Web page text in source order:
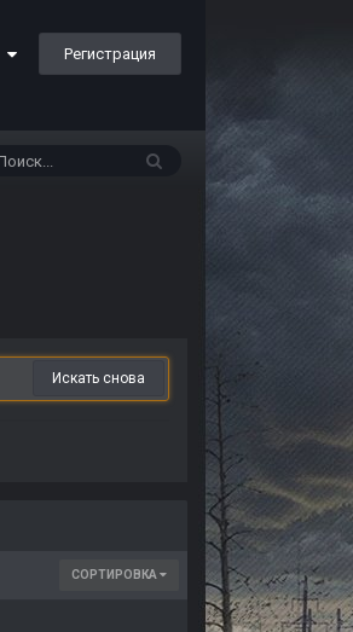
Регистрация
Искать снова
СОРТИРОВКА